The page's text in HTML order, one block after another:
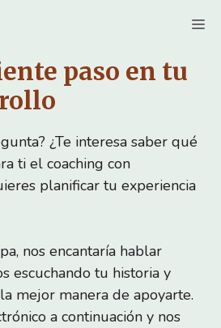
paso en tu
¿Te interesa saber qué
ti el coaching con
planificar tu experiencia
nos encantaría hablar
escuchando tu historia y
mejor manera de apoyarte.
a continuación y nos